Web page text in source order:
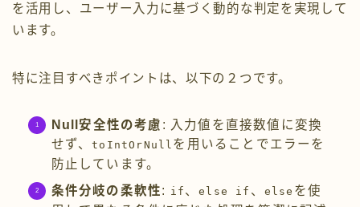
を活用し、ユーザー入力に基づく動的な判定を実現して
います。
特に注目すべきポイントは、以下の２つです。
Null安全性の考慮 : 入力値を直接数値に変換
せず、toIntOrNull を用いることでエラーを
防止しています。
条件分岐の柔軟性: if 、else if 、 else を使